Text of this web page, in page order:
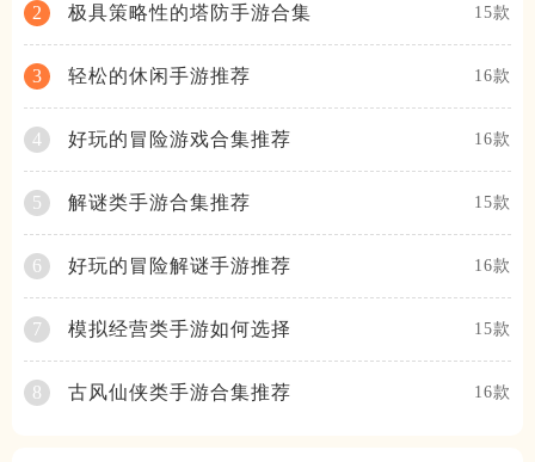
2 极具策略性的塔防手游合集 15款
3 轻松的休闲手游推荐 16款
4 好玩的冒险游戏合集推荐 16款
5 解谜类手游合集推荐 15款
6 好玩的冒险解谜手游推荐 16款
7 模拟经营类手游如何选择 15款
8 古风仙侠类手游合集推荐 16款